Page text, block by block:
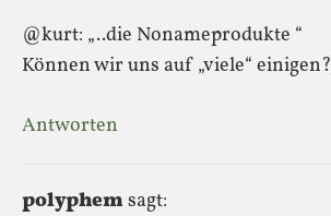
@kurt: „..die Nonameprodukte “
Können wir uns auf „viele“ einigen?
Antworten
polyphemsagt: